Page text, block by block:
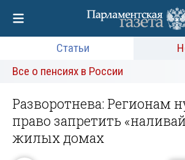
Статьи
Все о пенсиях в России
Разворотнева: Регионам
право запретить
жилых домах